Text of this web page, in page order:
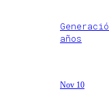
años
Nov 10